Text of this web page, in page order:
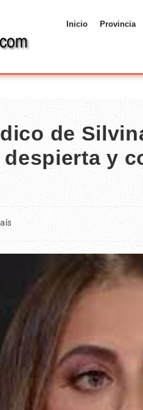
Inicio Provincia
de
y